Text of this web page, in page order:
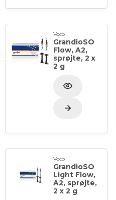
Voco
GrandioSO
Flow, A2,
sprøjte, 2 x
2 g
Voco
GrandioSO
Light Flow,
A2, sprøjte,
2 x 2 g